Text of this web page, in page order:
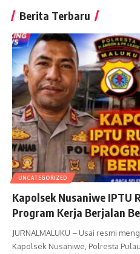
Berita Terbaru
UNCATEGORIZED
Kapolsek Nusaniwe IPTU
Program Kerja Berjalan
JURNALMALUKU – Usai resmi
Kapolsek Nusaniwe, Polresta